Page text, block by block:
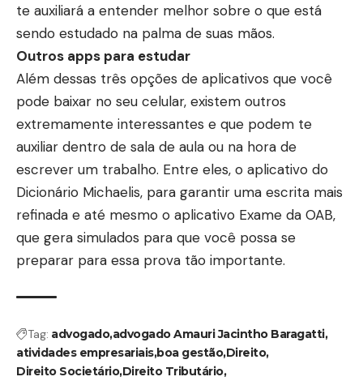
te auxiliará a entender melhor sobre o que está
sendo estudado na palma de suas mãos.
Outros apps para estudar
Além dessas três opções de aplicativos que você
pode baixar no seu celular, existem outros
extremamente interessantes e que podem te
auxiliar dentro de sala de aula ou na hora de
escrever um trabalho. Entre eles, o aplicativo do
Dicionário Michaelis, para garantir uma escrita mais
refinada e até mesmo o aplicativo Exame da OAB,
que gera simulados para que você possa se
preparar para essa prova tão importante.
Tag: advogadoadvogado Amauri Jacintho Baragatti
atividades empresariaisboa gestãoDireito
Direito SocietárioDireito Tributário